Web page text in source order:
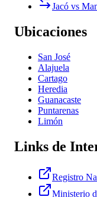
Jacó vs
Ubicaciones
San José
Alajuela
Cartago
Heredia
Guanacaste
Puntarenas
Limón
Links de
Registro
Ministerio